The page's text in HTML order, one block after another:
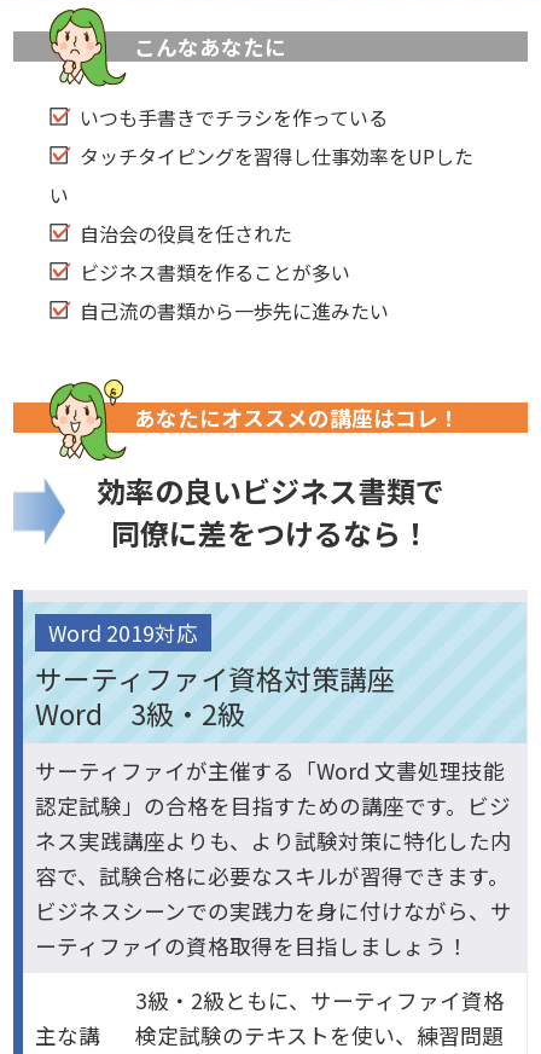
こんなあなたに
いつも手書きでチラシを作っている
タッチタイピングを習得し仕事効率をUPした
い
自治会の役員を任された
ビジネス書類を作ることが多い
自己流の書類から一歩先に進みたい
あなたにオススメの講座はコレ！
効率の良いビジネス書類で
同僚に差をつけるなら！
Word 2019対応
サーティファイ資格対策講座
Word 3級・2級
サーティファイが主催する「Word 文書処理技能
認定試験」の合格を目指すための講座です。ビジ
ネス実践講座よりも、より試験対策に特化した内
容で、試験合格に必要なスキルが習得できます。
ビジネスシーンでの実践力を身に付けながら、サ
ーティファイの資格取得を目指しましょう！
主な講
3級・2級ともに、サーティファイ資格
検定試験のテキストを使い、練習問題